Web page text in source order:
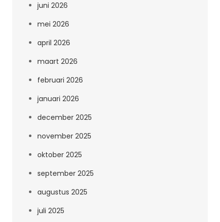
juni 2026
mei 2026
april 2026
maart 2026
februari 2026
januari 2026
december 2025
november 2025
oktober 2025
september 2025
augustus 2025
juli 2025